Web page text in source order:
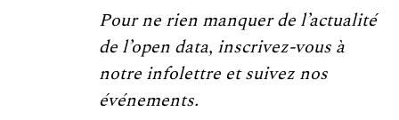
Pour ne rien manquer de l’actualité
de l’open data, inscrivez-vous à
notre infolettre et suivez nos
événements.